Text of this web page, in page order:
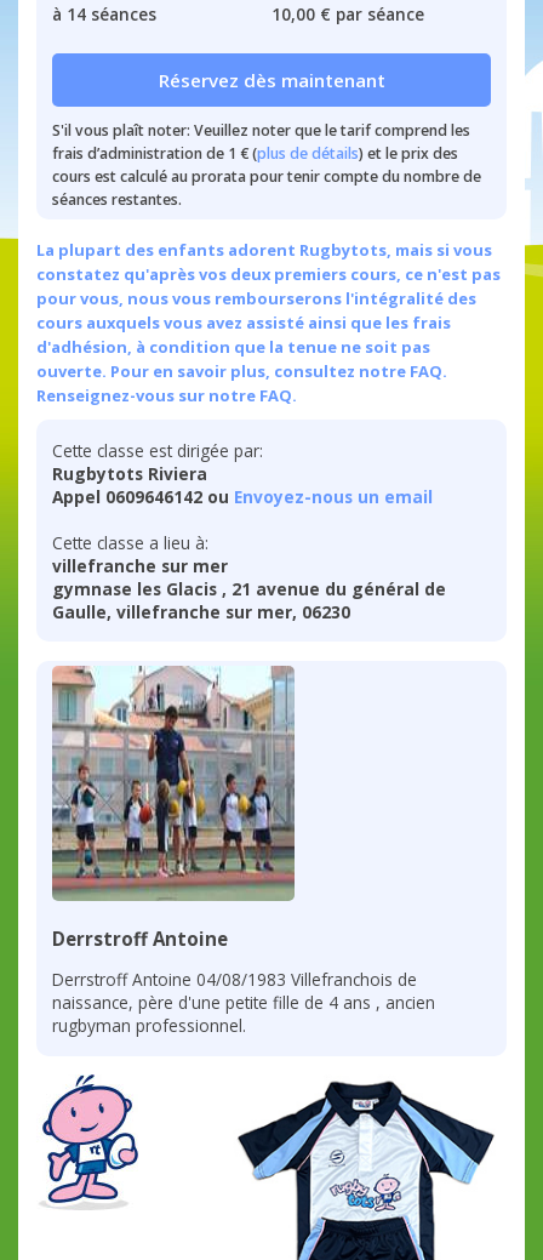
à 14 séances 10,00 € par séance
Réservez dès maintenant
S'il vous plaît noter: Veuillez noter que le tarif comprend les
frais d’administration de 1 € (plus de détails) et le prix des
cours est calculé au prorata pour tenir compte du nombre de
séances restantes.
La plupart des enfants adorent Rugbytots, mais si vous
constatez qu'après vos deux premiers cours, ce n'est pas
pour vous, nous vous rembourserons l'intégralité des
cours auxquels vous avez assisté ainsi que les frais
d'adhésion, à condition que la tenue ne soit pas
ouverte. Pour en savoir plus, consultez notre FAQ.
Renseignez-vous sur notre FAQ.
Cette classe est dirigée par:
Rugbytots Riviera
Appel 0609646142 ou Envoyez-nous un email
Cette classe a lieu à:
villefranche sur mer
gymnase les Glacis , 21 avenue du général de
Gaulle, villefranche sur mer, 06230
Derrstroff Antoine
Derrstroff Antoine 04/08/1983 Villefranchois de
naissance, père d'une petite fille de 4 ans , ancien
rugbyman professionnel.